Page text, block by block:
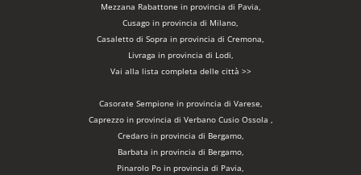
Mezzana Rabattone in provincia di Pavia,
Cusago in provincia di Milano,
Casaletto di Sopra in provincia di Cremona,
Livraga in provincia di Lodi,
Vai alla lista completa delle città >>
Casorate Sempione in provincia di Varese,
Caprezzo in provincia di Verbano Cusio Ossola ,
Credaro in provincia di Bergamo,
Barbata in provincia di Bergamo,
Pinarolo Po in provincia di Pavia,